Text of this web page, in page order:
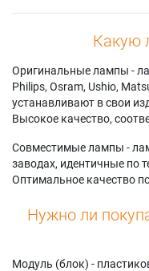
Какую
Оригинальные лампы -
Philips, Osram, Ushio,
устанавливают в свои
Высокое качество,
Совместимые лампы -
заводах, идентичные по
Оптимальное качество
Нужно ли
Модуль (блок) -